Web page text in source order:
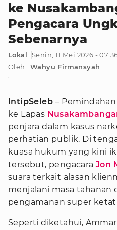
ke
Pengacara
Sebenarnya
Lokal
Senin, 11 Mei 2026 -
Oleh
:
Wahyu Firmansyah
IntipSeleb –
ke Lapas
penjara dalam kasus
perhatian publik. Di
kuasa hukum yang kini
tersebut, pengacara Jon
suara terkait alasan
menjalani masa tahanan
pengamanan super
Seperti diketahui,